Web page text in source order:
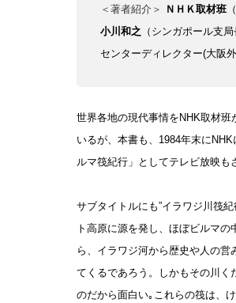
＜著者紹介＞ ＮＨＫ取材班
小川和之 （シンガポール支局
センターディレクター(大阪
世界各地の現代事情をNHK取材班
いるが、本書も、1984年末に
ルマ筏紀行」としてテレビ放映も
サブタイトルにも”イラワジ川筏
ト高原に源を発し、ほぼビルマ
ら、イラワジ河から歴史や人の営
てくるであろう。しかもその川く
のだから面白い｡これらの筏は、